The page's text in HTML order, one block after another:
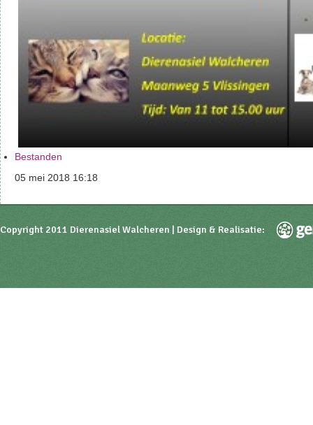
Bestanden
05 mei 2018 16:18
Copyright 2011 Dierenasiel Walcheren | Design & Realisatie: